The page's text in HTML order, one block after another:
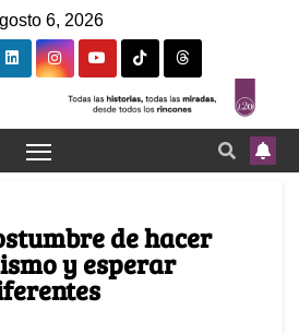
6, 2026
de hacer
y esperar